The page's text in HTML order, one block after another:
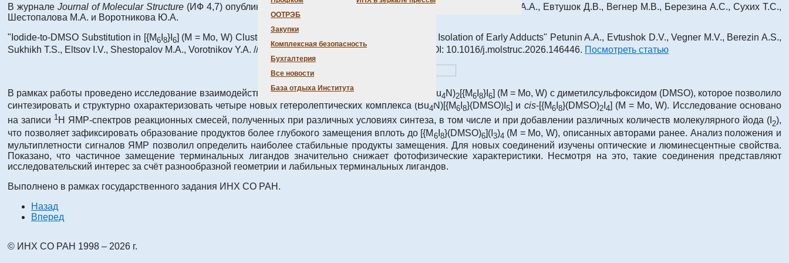
ООТРЭБ
Закупки
Комплексная безопасность
Бухгалтерия
Все новости
База отдыха Института
В журнале Journal of Molecular Structure(ИФ 4,7) опубликована статья с участием сотрудников Института Петунина А.А., Евтушок Д.В., Вегнер М.В., Березина А.С., Сухих Т.С.,
Шестопалова М.А. и Воротникова Ю.А.
"Iodide-to-DMSO Substitution in [{M6I 8}I 6] (M = Mo, W) Clusters: NMR-Resolved Isomeric Pathway and Isolation of Early Adducts" Petunin A.A., Evtushok D.V., Vegner M.V., Berezin A.S.,
Sukhikh T.S., Eltsov I.V., Shestopalov M.A., Vorotnikov Y.A. //
J. Mol. Struct.,2026, V.1370, P.146446. DOI: 10.1016/j.molstruc.2026.146446. Посмотреть статью
В рамках работы проведено исследование взаимодействия иодидных кластерных комплексов (Bu4N)2[{M6 8}I 6] (M = Mo, W) с диметилсульфоксидом (DMSO), которое позволило
синтезировать и структурно охарактеризовать четыре новых гетеролептических комплекса (Bu4N)[{M6 8}(DMSO)I 5] и cis-[{M6I 8}(DMSO)2I 4] (M = Mo, W). Исследование основано
на записи 1H ЯМР-спектров реакционных смесей, полученных при различных условиях синтеза, в том числе и при добавлении различных количеств молекулярного йода (I 2),
что позволяет зафиксировать образование продуктов более глубокого замещения вплоть до [{M 6I 8}(DMSO)6](I 3)4 (M = Mo, W), описанных авторами ранее. Анализ положения и
мультиплетности сигналов ЯМР позволил определить наиболее стабильные продукты замещения. Для новых соединений изучены оптические и люминесцентные свойства.
Показано, что частичное замещение терминальных лигандов значительно снижает фотофизические характеристики. Несмотря на это, такие соединения представляют
исследовательский интерес за счёт разнообразной геометрии и лабильных терминальных лигандов.
Выполнено в рамках государственного задания ИНХ СО РАН.
Назад
Вперед
© ИНХ СО РАН 1998 – 2026 г.